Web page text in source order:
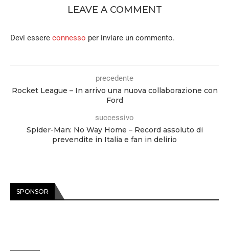
LEAVE A COMMENT
Devi essere connesso per inviare un commento.
precedente
Rocket League – In arrivo una nuova collaborazione con
Ford
successivo
Spider-Man: No Way Home – Record assoluto di
prevendite in Italia e fan in delirio
SPONSOR